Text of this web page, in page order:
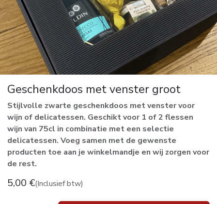
Geschenkdoos met venster groot
Stijlvolle zwarte geschenkdoos met venster voor
wijn of delicatessen. Geschikt voor 1 of 2 flessen
wijn van 75cl in combinatie met een selectie
delicatessen. Voeg samen met de gewenste
producten toe aan je winkelmandje en wij zorgen voor
de rest.
5,00 €(Inclusief btw)